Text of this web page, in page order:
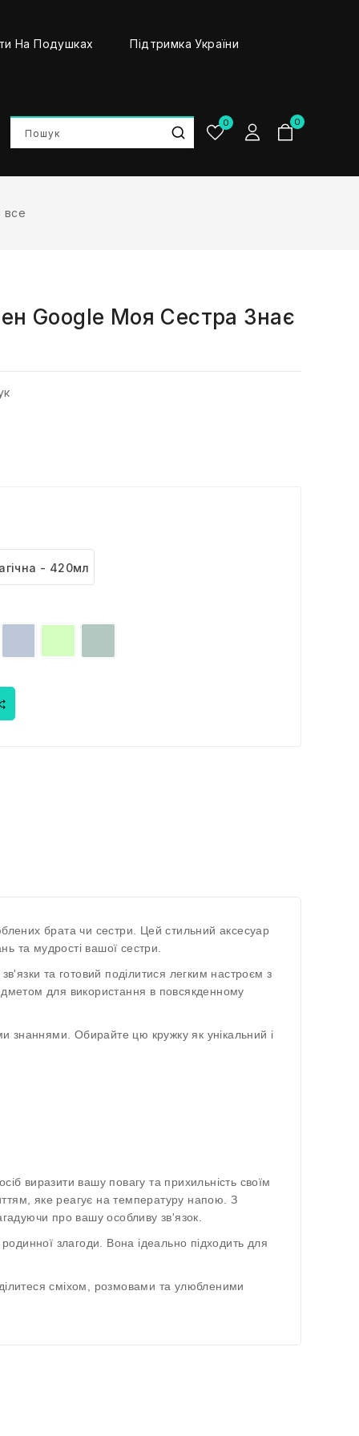
На Подушках Підтримка України
0
0
все
Google Моя Сестра Знає
- 420мл
брата чи сестри. Цей стильний аксесуар
та мудрості вашої сестри.
та готовий поділитися легким настроєм з
для використання в повсякденному
знаннями. Обирайте цю кружку як унікальний і
виразити вашу повагу та прихильність своїм
яке реагує на температуру напою. З
про вашу особливу зв'язок.
злагоди. Вона ідеально підходить для
сміхом, розмовами та улюбленими